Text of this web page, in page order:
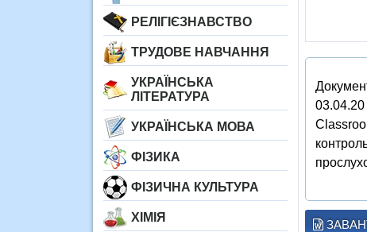
РЕЛІГІЄЗНАВСТВО
ТРУДОВЕ НАВЧАННЯ
УКРАЇНСЬКА
ЛІТЕРАТУРА
УКРАЇНСЬКА МОВА
ФІЗИКА
ФІЗИЧНА КУЛЬТУРА
ХІМІЯ
03.04.20